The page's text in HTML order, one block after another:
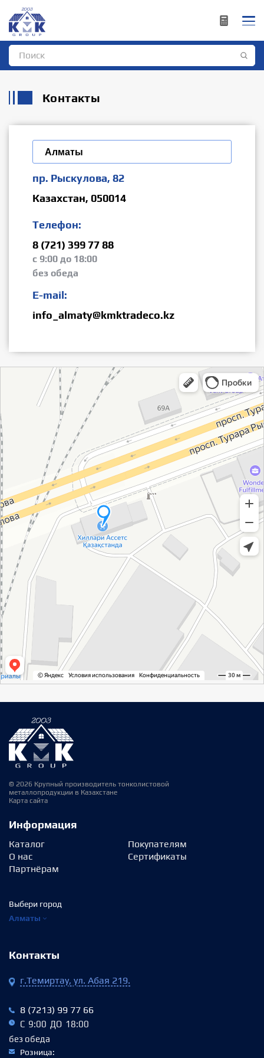
Контакты
Алматы
пр. Рыскулова, 82
Казахстан, 050014
Телефон:
8 (721) 399 77 88
с 9:00 до 18:00
без обеда
E-mail:
info_almaty@kmktradeco.kz
© 2026 Крупный производитель тонколистовой
металлопродукции в Казахстане
Карта сайта
Информация
Каталог
О нас
Партнёрам
Покупателям
Сертификаты
Выбери город
Алматы
Контакты
г.Темиртау, ул. Абая 219.
8 (7213) 99 77 66
С 9:00 ДО 18:00
без обеда
Розница: